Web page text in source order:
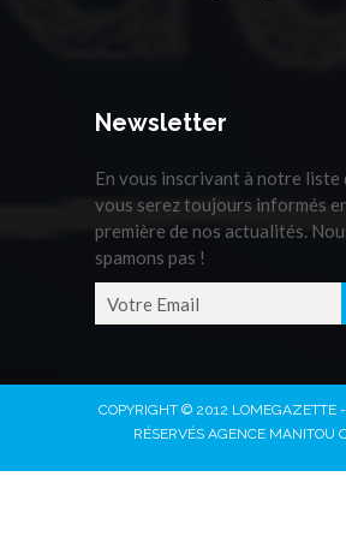
Newsletter
En vous inscrivant à notre liste
vous serez toujours informés
première de nos actualités.
spamons pas !
COPYRIGHT © 2012 LOMEGAZETTE
RÉSERVÉS AGENCE MANITOU